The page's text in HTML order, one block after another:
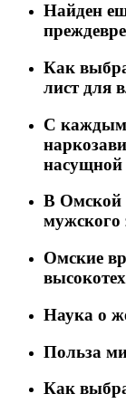
Найден
Как
лист для
C каждым
насущной
В Омской
мужского
Омские
Наука о
Польза
Как